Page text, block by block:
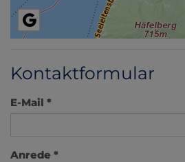
Kontaktformular
E-Mail
Anrede